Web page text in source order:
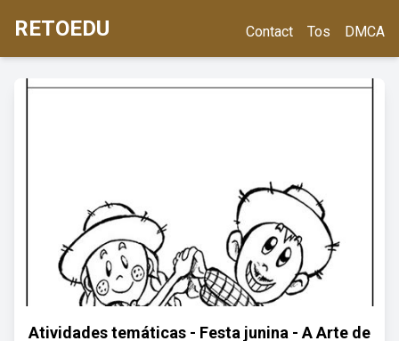
RETOEDU Contact Tos DMCA
Atividades temáticas - Festa junina - A Arte de